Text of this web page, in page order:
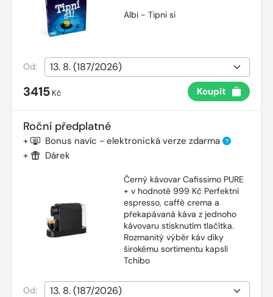
Albi - Tipni si
Od:
3415 Kč Koupit
Roční předplatné
+ Bonus navíc - elektronická verze zdarma ?
+ Dárek
Černý kávovar Cafissimo PURE
+ v hodnotě 999 Kč Perfektní
espresso, caffè crema a
překapávaná káva z jednoho
kávovaru stisknutím tlačítka.
Rozmanitý výběr káv díky
širokému sortimentu kapslí
Tchibo
Od: